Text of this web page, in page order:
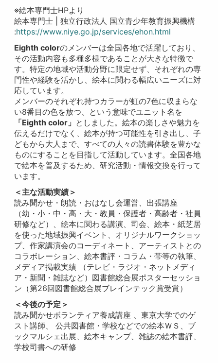
※絵本専門士HPより
絵本専門士 | 独立行政法人 国立青少年教育振興機構
:https://www.niye.go.jp/services/ehon.html
Eighth colorのメンバーは全国各地で活躍しており、
その活動内容も多種多様であることが大きな特徴で
す。特定の地域や活動分野に限定せず、それぞれの専
門性や経験を活かし、絵本に関わる幅広いニーズに対
応しています。
メンバーのそれぞれ持つカラーが虹の7色に収まらな
い8番目の色を放つ、という意味でユニット名を
「Eighth color」 としました。絵本の楽しさや魅力を
伝えるだけでなく、絵本が持つ可能性を引き出し、子
どもから大人まで、すべての人々の読書体験を豊かな
ものにすることを目指して活動しています。全国各地
で絵本を普及するため、研究活動・情報交換を行って
います。
＜主な活動実績＞
読み聞かせ・朗読・おはなし会運営、出張講座
（幼・小・中・高・大・教員・保護者・高齢者・社員
研修など）、絵本に関わる講演、司会、絵本・紙芝居
を使った地域振興イベント、オリジナルワークショッ
プ、作家講演会のコーディネート、アーティストとの
コラボレーション、絵本書評・コラム・帯等の執筆、
メディア掲載実績 （テレビ・ラジオ・ネットメディ
ア・新聞・雑誌など）図書館総合展ポスターセッショ
ン（第26回図書館総合展ブレインテック賞受賞）
＜今後の予定＞
読み聞かせボランティア養成講座 、東京大学でのゲ
スト講師、 公共図書館・学校などでの絵本ＷＳ、ブ
ックマルシェ出展、絵本キャンプ、雑誌の絵本書評、
学校司書への研修